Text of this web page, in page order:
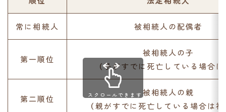
常に相続人 被相続人の配偶者
第一順位
被相続人の子
（子がすでに死亡している場合は
第二順位
被相続人の親
（親がすでに死亡している場合は祖
スクロールできます